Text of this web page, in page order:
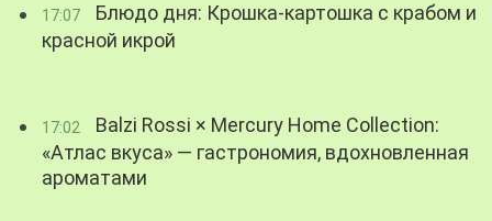
17:07
Блюдо дня: Крошка-картошка с крабом и
красной икрой
17:02
Balzi Rossi × Mercury Home Collection:
«Атлас вкуса» — гастрономия, вдохновленная
ароматами